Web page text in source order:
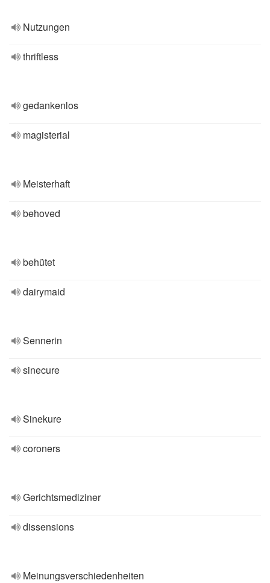
Nutzungen
thriftless
gedankenlos
magisterial
Meisterhaft
behoved
behütet
dairymaid
Sennerin
sinecure
Sinekure
coroners
Gerichtsmediziner
dissensions
Meinungsverschiedenheiten